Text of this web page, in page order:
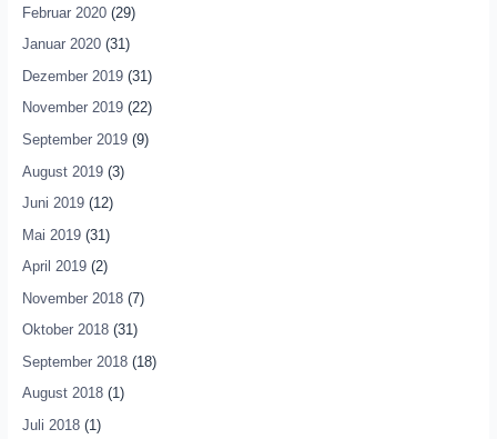
Februar 2020(29)
Januar 2020(31)
Dezember 2019(31)
November 2019(22)
September 2019(9)
August 2019(3)
Juni 2019(12)
Mai 2019(31)
April 2019(2)
November 2018(7)
Oktober 2018(31)
September 2018(18)
August 2018(1)
Juli 2018(1)